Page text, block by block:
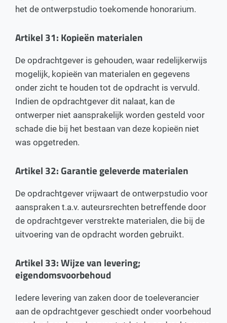
het de ontwerpstudio toekomende honorarium.
Artikel 31: Kopieën materialen
De opdrachtgever is gehouden, waar redelijkerwijs
mogelijk, kopieën van materialen en gegevens
onder zicht te houden tot de opdracht is vervuld.
Indien de opdrachtgever dit nalaat, kan de
ontwerper niet aansprakelijk worden gesteld voor
schade die bij het bestaan van deze kopieën niet
was opgetreden.
Artikel 32: Garantie geleverde materialen
De opdrachtgever vrijwaart de ontwerpstudio voor
aanspraken t.a.v. auteursrechten betreffende door
de opdrachtgever verstrekte materialen, die bij de
uitvoering van de opdracht worden gebruikt.
Artikel 33: Wijze van levering;
eigendomsvoorbehoud
Iedere levering van zaken door de toeleverancier
aan de opdrachtgever geschiedt onder voorbehoud